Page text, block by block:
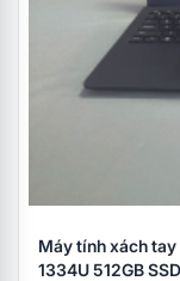
Máy tính xách
1334U 512GB